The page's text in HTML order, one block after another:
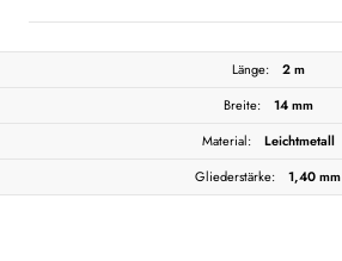
Länge:
2 m
Breite:
14 mm
Material:
Leichtmetall
Gliederstärke:
1,40 mm